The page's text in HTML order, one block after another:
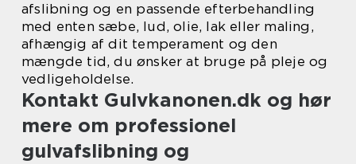
afslibning og en passende efterbehandling
med enten sæbe, lud, olie, lak eller maling,
afhængig af dit temperament og den
mængde tid, du ønsker at bruge på pleje og
vedligeholdelse.
Kontakt Gulvkanonen.dk og hør
mere om professionel
gulvafslibning og